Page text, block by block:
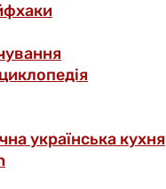
українська кухня